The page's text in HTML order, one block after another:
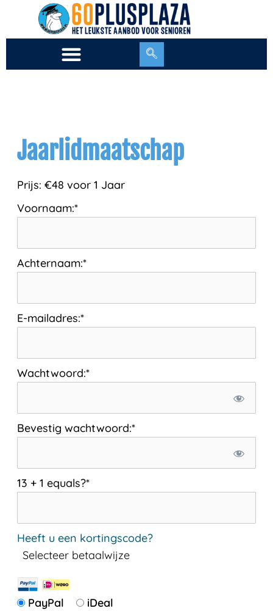
de
Jaarlidmaatschap
Prijs: €48 voor 1 Jaar
Voornaam:*
Achternaam:*
E-mailadres:*
Wachtwoord:*
Bevestig wachtwoord:*
13 + 1 equals?*
Heeft u een kortingscode?
Selecteer betaalwijze
PayPal iDeal